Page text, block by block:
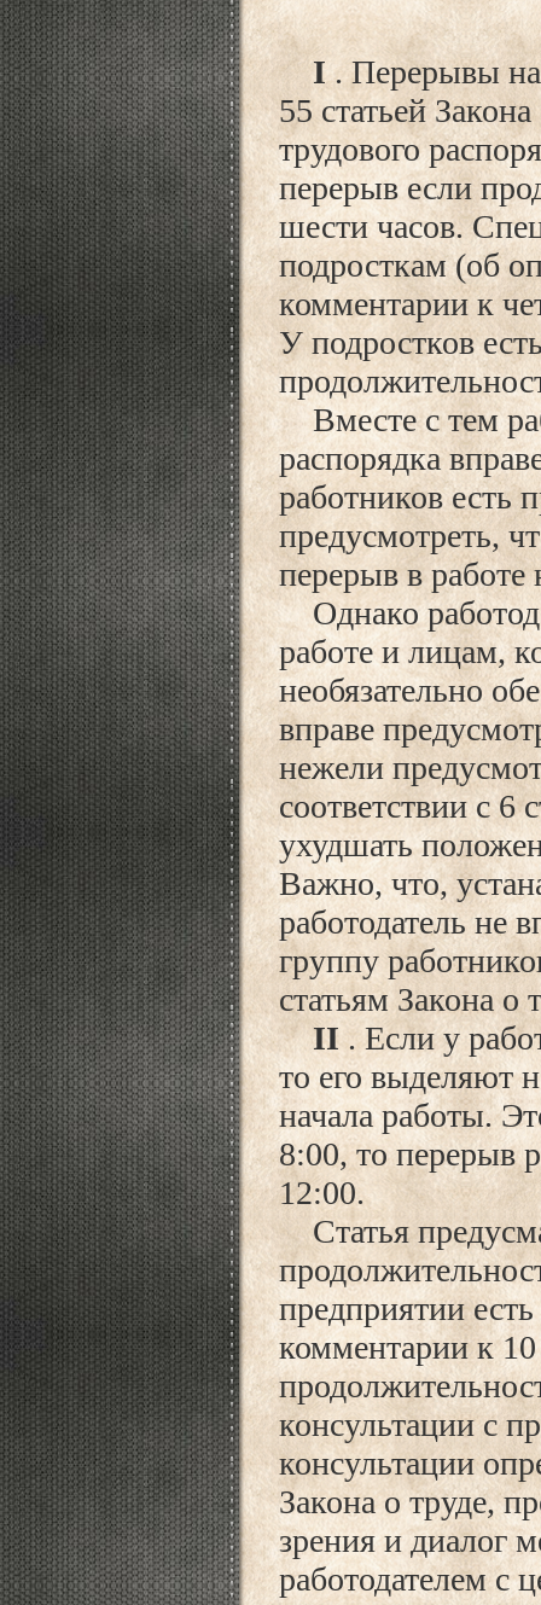
I. Перерывы на
55 статьей
трудового
перерыв если
шести часов.
подросткам (об
комментарии к
У подростков
Вместе с тем
распорядка
работников есть
предусмотреть,
перерыв в работе
Однако
работе и лицам,
необязательно
вправе
нежели
соответствии с 6
ухудшать
Важно, что,
работодатель не
группу
статьям Закона о
II. Если у
то его выделяют
начала работы.
8:00, то перерыв
12:00.
Статья
предприятии
комментарии к 10
консультации с
консультации
Закона о труде,
зрения и диалог
работодателем с